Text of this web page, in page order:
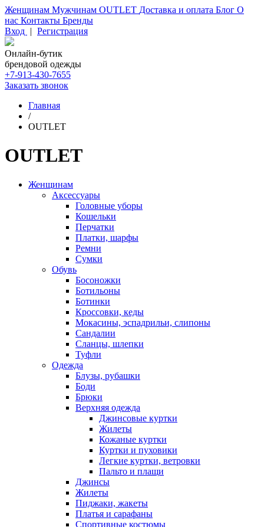
Женщинам Мужчинам OUTLET Доставка и оплата Блог О
нас Контакты Бренды
Вход | Регистрация
Онлайн-бутик
брендовой одежды
+7-913-430-7655
Заказать звонок
Главная
/
OUTLET
OUTLET
Женщинам
Аксессуары
Головные уборы
Кошельки
Перчатки
Платки, шарфы
Ремни
Сумки
Обувь
Босоножки
Ботильоны
Ботинки
Кроссовки, кеды
Мокасины, эспадрильи, слипоны
Сандалии
Сланцы, шлепки
Туфли
Одежда
Блузы, рубашки
Боди
Брюки
Верхняя одежда
Джинсовые куртки
Жилеты
Кожаные куртки
Куртки и пуховики
Легкие куртки, ветровки
Пальто и плащи
Джинсы
Жилеты
Пиджаки, жакеты
Платья и сарафаны
Спортивные костюмы